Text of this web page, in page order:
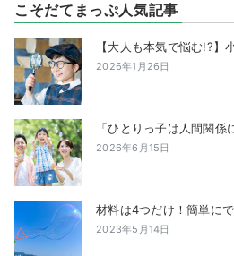
こそだてまっぷ人気記事
【大人も本気で悩む!?】
2026年1月26日
「ひとりっ子は人間関
2026年6月15日
材料は4つだけ！簡単に
2023年5月14日